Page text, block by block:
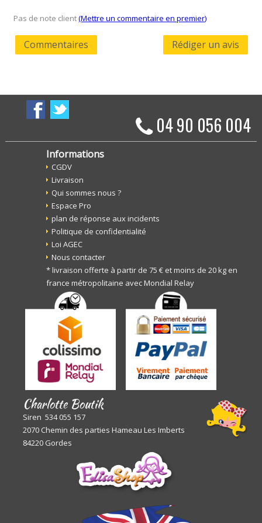
Pas de note client(Mettre un commentaire en premier)
Commentaires Rédiger un avis
04 90 056 004
Informations
CGDV
Livraison
Qui sommes nous ?
Espace Pro
plan de réponse aux incidents
Politique de confidentialité
Loi AGEC
Nous contacter
* livraison offerte à partir de 75 € et moins de 20 kg en
france métropolitaine avec Mondial Relay
Charlotte Boutik
Siren 534 055 157
2070 Chemin des parties Hameau Les Imberts
84220 Gordes